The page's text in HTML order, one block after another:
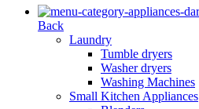
Back
Laundry
Tumble dryers
Washer dryers
Washing Machines
Small Kitchen Appliances